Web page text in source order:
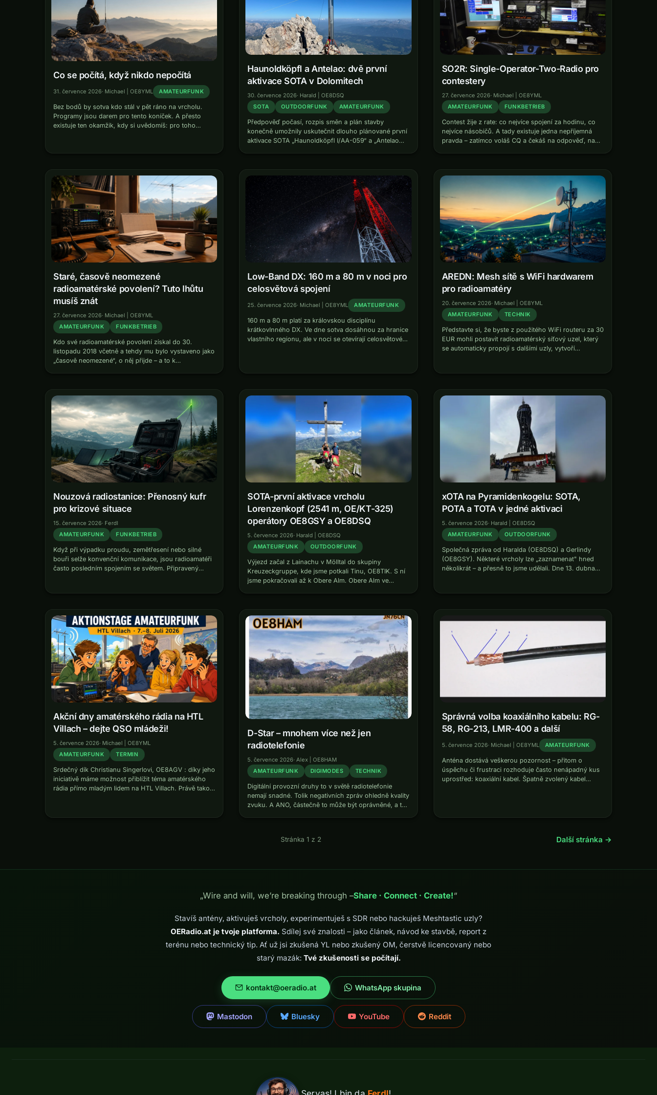
Co se počítá, když nikdo nepočítá
31. července 2026· Michael | OE8YML AMATEURFUNK
Bez bodů by sotva kdo stál v pět ráno na vrcholu.
Programy jsou darem pro tento koníček. A přesto
existuje ten okamžik, kdy si uvědomíš: pro toho
Haunoldköpfl a Antelao: dvě první
aktivace SOTA v Dolomitech
30. července 2026· Harald | OE8DSQ
SOTA
OUTDOORFUNK AMATEURFUNK
Předpověď počasí, rozpis směn a plán stavby
konečně umožnily uskutečnit dlouho plánované první
aktivace SOTA „Haunoldköpfl I/AA-059“ a „Antelao
Ve…
SO2R: Single-Operator-Two-Radio pro
contestery
27. července 2026· Michael | OE8YML
AMATEURFUNK
FUNKBETRIEB
Contest žije z rate: co nejvíce spojení za hodinu, co
nejvíce násobičů. A tady existuje jedna nepříjemná
pravda – zatímco voláš CQ a čekáš na odpověď, na
Staré, časově neomezené
radioamatérské povolení? Tuto lhůtu
musíš znát
27. července 2026· Michael | OE8YML
AMATEURFUNK
FUNKBETRIEB
Kdo své radioamatérské povolení získal do 30.
listopadu 2018 včetně a tehdy mu bylo vystaveno jako
„časově neomezené“, o něj přijde – a to k
Low-Band DX: 160 m a 80 m v noci pro
celosvětová spojení
25. července 2026· Michael | OE8YML AMATEURFUNK
160 m a 80 m platí za královskou disciplínu
krátkovlnného DX. Ve dne sotva dosáhnou za hranice
vlastního regionu, ale v noci se otevírají celosvětové,
AREDN: Mesh sítě s WiFi hardwarem
pro radioamatéry
20. července 2026· Michael | OE8YML
AMATEURFUNK
TECHNIK
Představte si, že byste z použitého WiFi routeru za 30
EUR mohli postavit radioamatérský síťový uzel, který
se automaticky propojí s dalšími uzly, vytvoří
Nouzová radiostanice: Přenosný kufr
pro krizové situace
15. července 2026· Ferdl
AMATEURFUNK
FUNKBETRIEB
Když při výpadku proudu, zemětřesení nebo silné
bouři selže konvenční komunikace, jsou radioamatéři
často posledním spojením se světem. Připravený
SOTA-první aktivace vrcholu
Lorenzenkopf (2541 m, OE/KT-325)
operátory OE8GSY a OE8DSQ
5. července 2026· Harald | OE8DSQ
AMATEURFUNK
OUTDOORFUNK
Výjezd začal z Lainachu v Mölltal do skupiny
Kreuzeckgruppe, kde jsme potkali Tinu, OE8TIK. S ní
jsme pokračovali až k Obere Alm. Obere Alm ve
xOTA na Pyramidenkogelu: SOTA,
POTA a TOTA v jedné aktivaci
5. července 2026· Harald | OE8DSQ
AMATEURFUNK
OUTDOORFUNK
Společná zpráva od Haralda (OE8DSQ) a Gerlindy
(OE8GSY). Některé vrcholy lze „zaznamenat" hned
několikrát – a přesně to jsme udělali. Dne 13. dubna
Akční dny amatérského rádia na HTL
Villach – dejte QSO mládeži!
5. července 2026· Michael | OE8YML
AMATEURFUNK
TERMIN
Srdečný dík Christianu Singerlovi, OE8AGV : díky jeho
iniciativě máme možnost přiblížit téma amatérského
rádia přímo mladým lidem na HTL Villach. Právě takoví
Villach…
D-Star – mnohem více než jen
radiotelefonie
5. července 2026·Alex | OE8HAM
AMATEURFUNK
DIGIMODES TECHNIK
Digitální provozní druhy to v světě radiotelefonie
nemají snadné. Tolik negativních zpráv ohledně kvality
zvuku. A ANO, částečně to může být oprávněné, a to
Správná volba koaxiálního kabelu: RG-
58, RG-213, LMR-400 a další
5. července 2026· Michael | OE8YML AMATEURFUNK
Anténa dostává veškerou pozornost – přitom o
úspěchu či frustraci rozhoduje často nenápadný kus
uprostřed: koaxiální kabel. Špatně zvolený kabel
Stránka 1 z 2 Další stránka →
„Wire and will, we’re breaking through –Share · Connect · Create!“
Stavíš antény, aktivuješ vrcholy, experimentuješ s SDR nebo hackuješ Meshtastic uzly?
OERadio.at je tvoje platforma. Sdílej své znalosti – jako článek, návod ke stavbě, report z
terénu nebo technický tip. Ať už jsi zkušená YL nebo zkušený OM, čerstvě licencovaný nebo
starý mazák: Tvé zkušenosti se počítají.
kontakt@oeradio.at WhatsApp skupina
Mastodon Bluesky YouTube Reddit